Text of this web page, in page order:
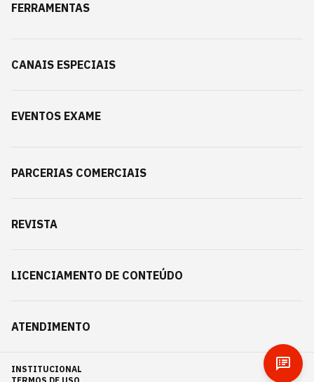
FERRAMENTAS
CANAIS ESPECIAIS
EVENTOS EXAME
PARCERIAS COMERCIAIS
REVISTA
LICENCIAMENTO DE CONTEÚDO
ATENDIMENTO
INSTITUCIONAL